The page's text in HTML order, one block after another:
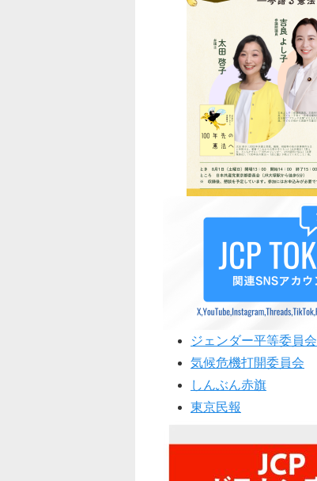
ジェンダー平等委員会
気候危機打開委員会
しんぶん赤旗
東京民報